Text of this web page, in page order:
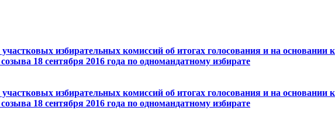
избирательных комиссий об итогах голосования и на основании
18 сентября 2016 года по одномандатному избирате
избирательных комиссий об итогах голосования и на основании
18 сентября 2016 года по одномандатному избирате